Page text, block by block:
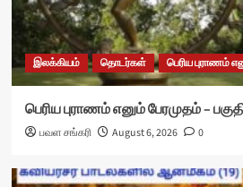
இலக்கியம் தொடர்கள் பெரிய புராணம்
பெரிய புராணம் எனும் பேரமுதம் –
பவள சங்கரி August 6, 2026 0